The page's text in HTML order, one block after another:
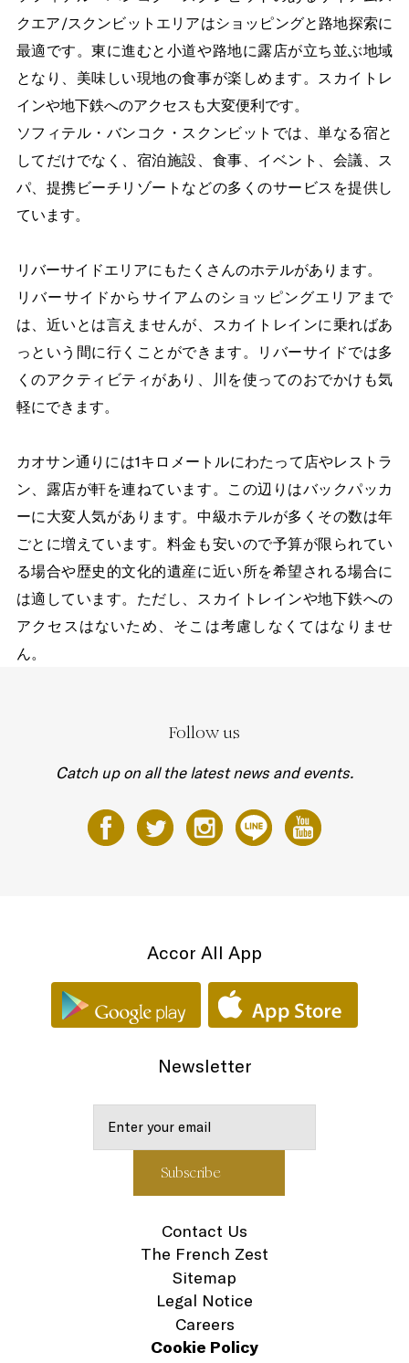
クエア/スクンビットエリアはショッピングと路地探索に
最適です。東に進むと小道や路地に露店が立ち並ぶ地域
となり、美味しい現地の食事が楽しめます。スカイトレ
インや地下鉄へのアクセスも大変便利です。
ソフィテル・バンコク・スクンビットでは、単なる宿と
してだけでなく、宿泊施設、食事、イベント、会議、ス
パ、提携ビーチリゾートなどの多くのサービスを提供し
ています。
リバーサイドエリアにもたくさんのホテルがあります。
リバーサイドからサイアムのショッピングエリアまで
は、近いとは言えませんが、スカイトレインに乗ればあ
っという間に行くことができます。リバーサイドでは多
くのアクティビティがあり、川を使ってのおでかけも気
軽にできます。
カオサン通りには1キロメートルにわたって店やレストラ
ン、露店が軒を連ねています。この辺りはバックパッカ
ーに大変人気があります。中級ホテルが多くその数は年
ごとに増えています。料金も安いので予算が限られてい
る場合や歴史的文化的遺産に近い所を希望される場合に
は適しています。ただし、スカイトレインや地下鉄への
アクセスはないため、そこは考慮しなくてはなりませ
ん。
Follow us
Catch up on all the latest news and events.
Accor All App
Newsletter
Contact Us
The French Zest
Sitemap
Legal Notice
Careers
Cookie Policy